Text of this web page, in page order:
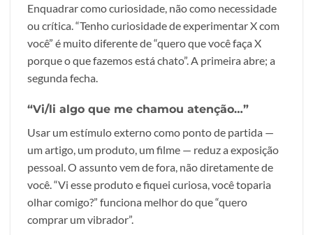
Enquadrar como curiosidade, não como necessidade
ou crítica. “Tenho curiosidade de experimentar X com
você” é muito diferente de “quero que você faça X
porque o que fazemos está chato”. A primeira abre; a
segunda fecha.
“Vi/li algo que me chamou atenção…”
Usar um estímulo externo como ponto de partida —
um artigo, um produto, um filme — reduz a exposição
pessoal. O assunto vem de fora, não diretamente de
você. “Vi esse produto e fiquei curiosa, você toparia
olhar comigo?” funciona melhor do que “quero
comprar um vibrador”.